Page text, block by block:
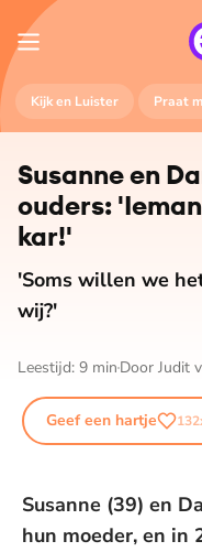
Kijk en Luister Praat
Susanne en
ouders:
kar!'
'Soms willen we
wij?'
Leestijd: 9 min Door Judit
Geef een hartje 132
Susanne (39) en
hun moeder, en in